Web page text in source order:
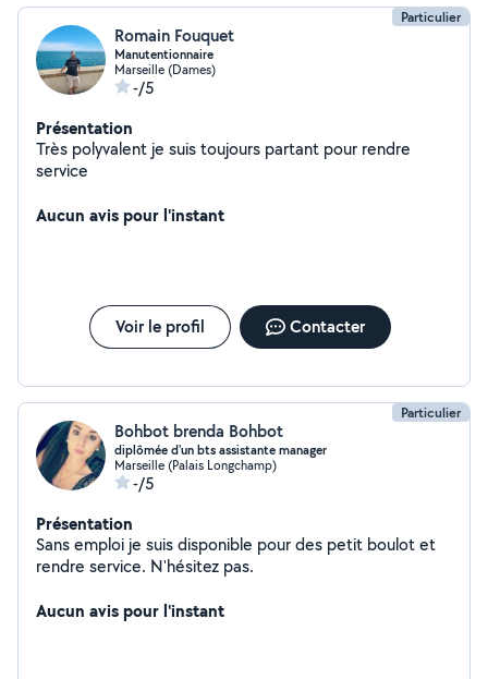
Particulier
Romain Fouquet
Manutentionnaire
Marseille (Dames)
-/5
Présentation
Très polyvalent je suis toujours partant pour rendre
service
Aucun avis pour l'instant
Voir le profil Contacter
Particulier
Bohbot brenda Bohbot
diplômée d'un bts assistante manager
Marseille (Palais Longchamp)
-/5
Présentation
Sans emploi je suis disponible pour des petit boulot et
rendre service. N'hésitez pas.
Aucun avis pour l'instant